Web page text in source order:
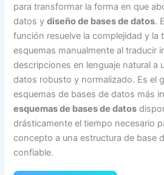
para transformar la forma en que
datos ydiseño de bases de datos.
función resuelve la complejidad y la
esquemas manualmente al traducir
descripciones en lenguaje natural a
datos robusto y normalizado. Es el
esquemas de bases de datos más
esquemas de bases de datos
drásticamente el tiempo necesario
concepto a una estructura de base
confiable.